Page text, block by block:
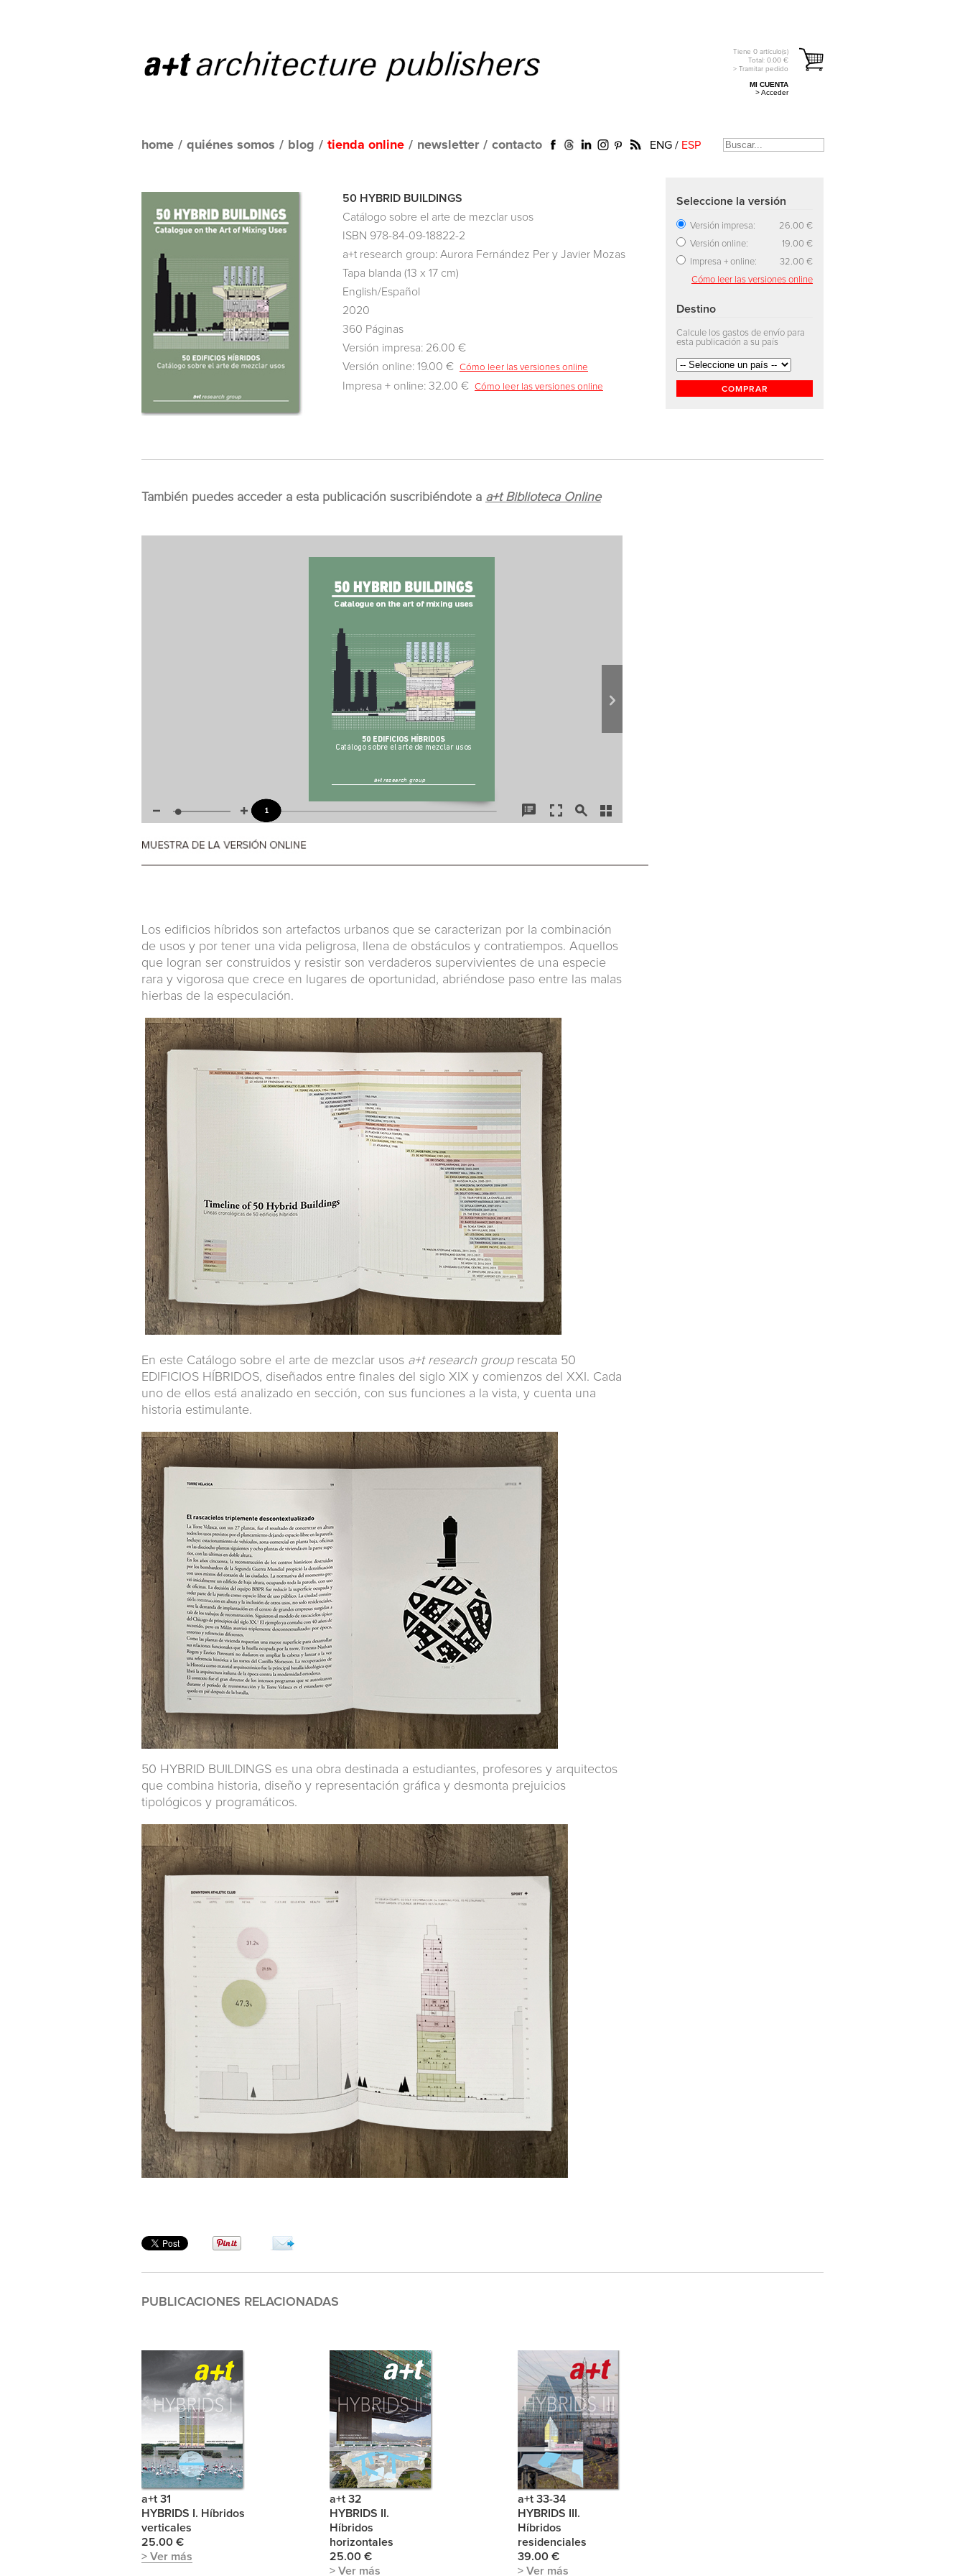
Tiene 0 artículo(s)
Total: 0.00 €
> Tramitar pedido
MI CUENTA
> Acceder
home / quiénes somos / blog / tienda online / newsletter / contacto ENG / ESP
50 HYBRID BUILDINGS
Catálogo sobre el arte de mezclar usos
ISBN 978-84-09-18822-2
a+t research group: Aurora Fernández Per y Javier Mozas
Tapa blanda (13 x 17 cm)
English/Español
2020
360 Páginas
Versión impresa: 26.00 €
Versión online: 19.00 € Cómo leer las versiones online
Impresa + online: 32.00 € Cómo leer las versiones online
Seleccione la versión
Versión impresa:
26.00 €
Versión online:
19.00 €
Impresa + online:
32.00 €
Cómo leer las versiones online
Destino
Calcule los gastos de envío para
esta publicación a su país
COMPRAR
También puedes acceder a esta publicación suscribiéndote a a+t Biblioteca Online
Los edificios híbridos son artefactos urbanos que se caracterizan por la combinación
de usos y por tener una vida peligrosa, llena de obstáculos y contratiempos. Aquellos
que logran ser construidos y resistir son verdaderos supervivientes de una especie
rara y vigorosa que crece en lugares de oportunidad, abriéndose paso entre las malas
hierbas de la especulación.
En este Catálogo sobre el arte de mezclar usos a+t research group rescata 50
EDIFICIOS HÍBRIDOS, diseñados entre finales del siglo XIX y comienzos del XXI. Cada
uno de ellos está analizado en sección, con sus funciones a la vista, y cuenta una
historia estimulante.
50 HYBRID BUILDINGS es una obra destinada a estudiantes, profesores y arquitectos
que combina historia, diseño y representación gráfica y desmonta prejuicios
tipológicos y programáticos.
PUBLICACIONES RELACIONADAS
a+t 31
HYBRIDS I. Híbridos
verticales
25.00 €
> Ver más
a+t 32
HYBRIDS II.
Híbridos
horizontales
25.00 €
> Ver más
a+t 33-34
HYBRIDS III.
Híbridos
residenciales
39.00 €
> Ver más